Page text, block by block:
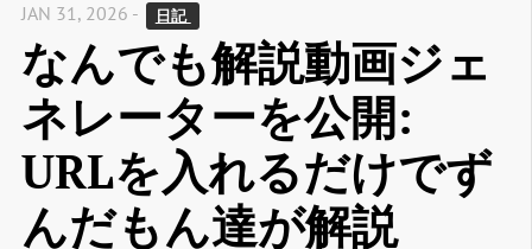
JAN 31, 2026 - 日記
なんでも解説動画ジェ
ネレーターを公開:
URLを入れるだけでず
んだもん達が解説